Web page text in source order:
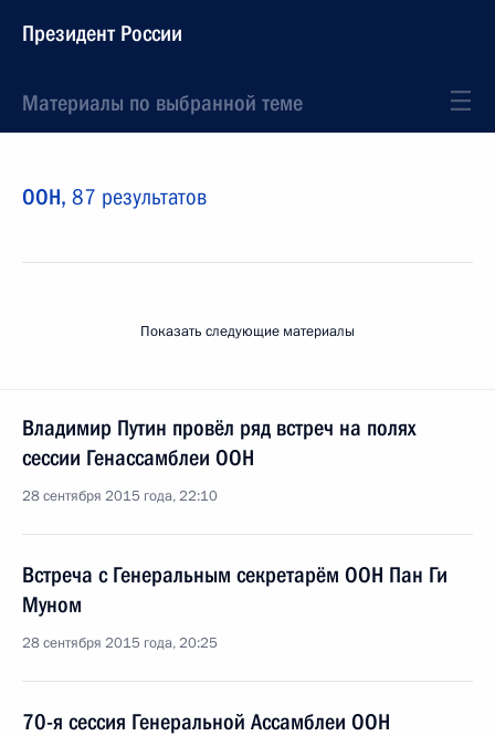
Президент России
Материалы по выбранной теме
ООН, 87 результатов
Показать следующие материалы
Владимир Путин провёл ряд встреч на полях
сессии Генассамблеи ООН
28 сентября 2015 года, 22:10
Встреча с Генеральным секретарём ООН Пан Ги
Муном
28 сентября 2015 года, 20:25
70-я сессия Генеральной Ассамблеи ООН